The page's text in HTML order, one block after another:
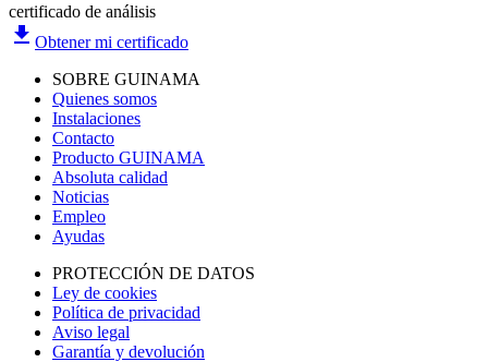
certificado de análisis
file_download Obtener mi certificado
SOBRE GUINAMA
Quienes somos
Instalaciones
Contacto
Producto GUINAMA
Absoluta calidad
Noticias
Empleo
Ayudas
PROTECCIÓN DE DATOS
Ley de cookies
Política de privacidad
Aviso legal
Garantía y devolución